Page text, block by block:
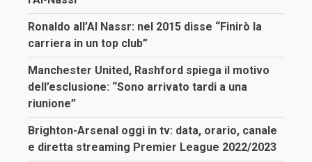
Ronaldo all’Al Nassr: nel 2015 disse “Finirò la
carriera in un top club”
Manchester United, Rashford spiega il motivo
dell’esclusione: “Sono arrivato tardi a una
riunione”
Brighton-Arsenal oggi in tv: data, orario, canale
e diretta streaming Premier League 2022/2023